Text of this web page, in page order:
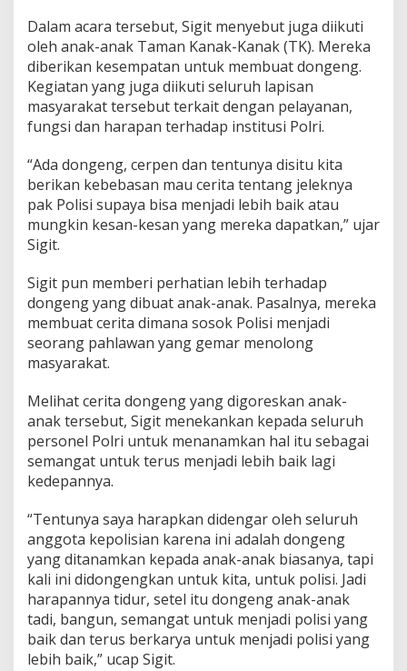
Dalam acara tersebut, Sigit menyebut juga diikuti
oleh anak-anak Taman Kanak-Kanak (TK). Mereka
diberikan kesempatan untuk membuat dongeng.
Kegiatan yang juga diikuti seluruh lapisan
masyarakat tersebut terkait dengan pelayanan,
fungsi dan harapan terhadap institusi Polri.
“Ada dongeng, cerpen dan tentunya disitu kita
berikan kebebasan mau cerita tentang jeleknya
pak Polisi supaya bisa menjadi lebih baik atau
mungkin kesan-kesan yang mereka dapatkan,” ujar
Sigit.
Sigit pun memberi perhatian lebih terhadap
dongeng yang dibuat anak-anak. Pasalnya, mereka
membuat cerita dimana sosok Polisi menjadi
seorang pahlawan yang gemar menolong
masyarakat.
Melihat cerita dongeng yang digoreskan anak-
anak tersebut, Sigit menekankan kepada seluruh
personel Polri untuk menanamkan hal itu sebagai
semangat untuk terus menjadi lebih baik lagi
kedepannya.
“Tentunya saya harapkan didengar oleh seluruh
anggota kepolisian karena ini adalah dongeng
yang ditanamkan kepada anak-anak biasanya, tapi
kali ini didongengkan untuk kita, untuk polisi. Jadi
harapannya tidur, setel itu dongeng anak-anak
tadi, bangun, semangat untuk menjadi polisi yang
baik dan terus berkarya untuk menjadi polisi yang
lebih baik,” ucap Sigit.